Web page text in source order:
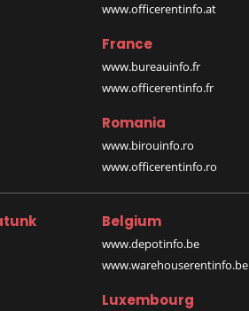
www.officerentinfo.at
France
www.bureauinfo.fr
www.officerentinfo.fr
Romania
www.birouinfo.ro
www.officerentinfo.ro
Belgium
www.depotinfo.be
www.warehouserentinfo.be
Luxembourg